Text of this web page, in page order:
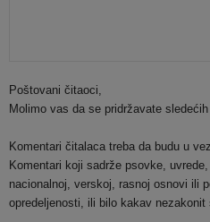
Poštovani čitaoci,
Molimo vas da se pridržavate
Komentari čitalaca treba da budu u
Komentari koji sadrže psovke,
nacionalnoj, verskoj, rasnoj osnovi ili
opredeljenosti, ili bilo kakav nezakonit